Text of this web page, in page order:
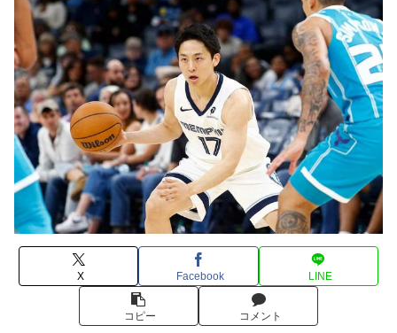
X Facebook LINE
コピー コメント